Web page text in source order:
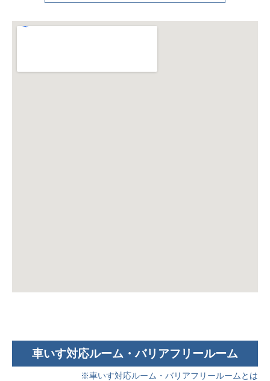
車いす対応ルーム・バリアフリールーム
※車いす対応ルーム・バリアフリールームとは